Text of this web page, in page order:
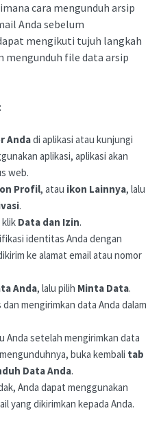
cara mengunduh arsip
Anda sebelum
mengikuti tujuh langkah
mengunduh file data arsip
Andadi aplikasi atau kunjungi
aplikasi, aplikasi akan
web.
Profil, atau ikon Lainnya, lalu
.
klik Data dan Izin.
identitas Anda dengan
ke alamat email atau nomor
Anda, lalu pilih Minta Data.
mengirimkan data Anda dalam
Anda setelah mengirimkan data
buka kembali tab
Data Anda.
Anda dapat menggunakan
yang dikirimkan kepada Anda.